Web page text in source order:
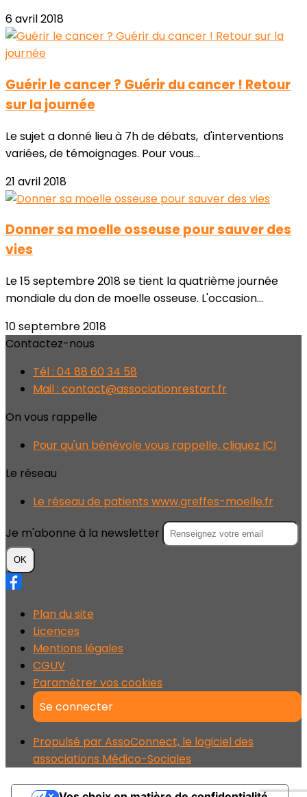
6 avril 2018
Guérir le cancer ? Guérir du cancer ! Retour
sur la journée
Le sujet a donné lieu à 7h de débats, d'interventions
variées, de témoignages. Pour vous...
21 avril 2018
Donner sa moelle osseuse pour sauver des
vies
Le 15 septembre 2018 se tient la quatrième journée
mondiale du don de moelle osseuse. L'occasion...
10 septembre 2018
Contactez-nous
Tél : 04 88 60 34 58
Mail : contact@associationrestart.fr
On vous rappelle
Pour qu'un bénévole vous rappelle, cliquez ICI
Le réseau
Le réseau de patients www.greffes-moelle.fr
Je m'abonne à la newsletter
OK
Plan du site
Licences
Mentions légales
CGUV
Paramétrer vos cookies
Se connecter
Propulsé par AssoConnect, le logiciel des
associations Médico-Sociales